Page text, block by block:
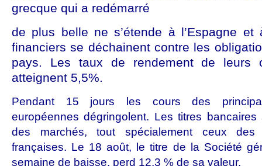
grecque qui a redémarré
de plus belle ne s’étende à l’Espagne et
financiers se déchainent contre les
pays. Les taux de rendement de leurs
atteignent 5,5%.
Pendant 15 jours les cours des
européennes dégringolent. Les titres
des marchés, tout spécialement ceux des
françaises. Le 18 août, le titre de la Société
semaine de baisse, perd 12,3 % de sa valeur.